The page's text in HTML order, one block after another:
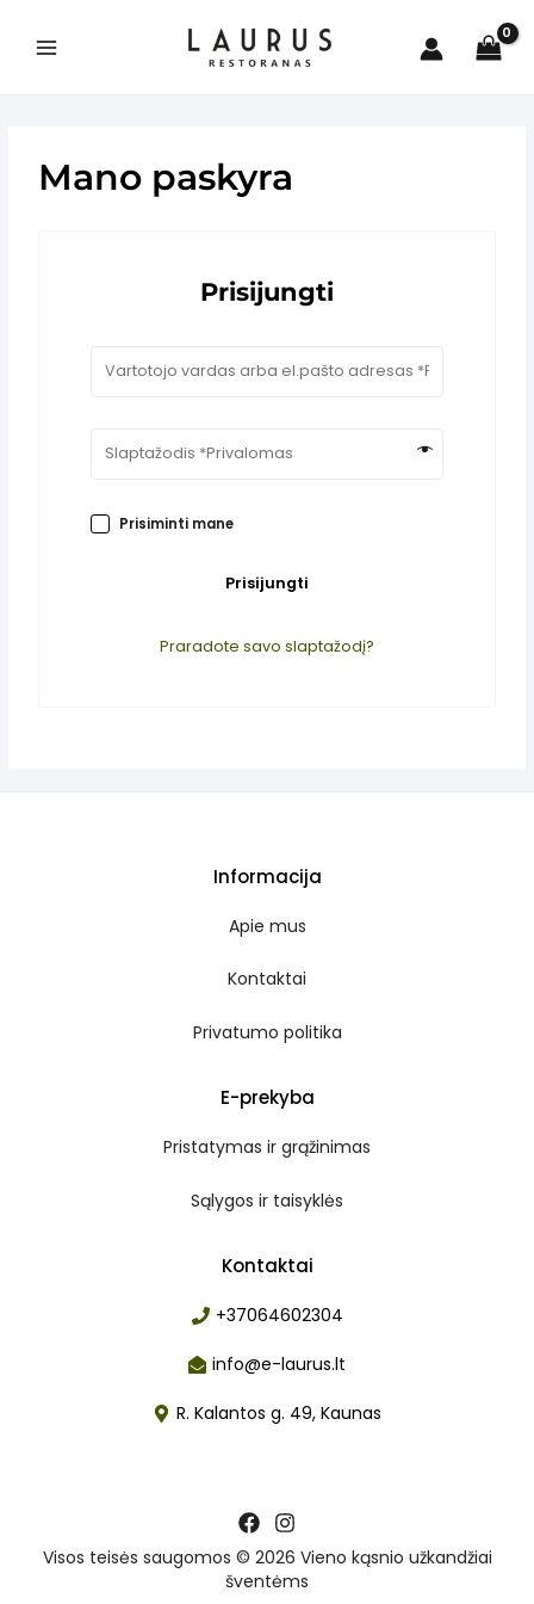
turinioMain
Mano paskyra
Prisijungti
Prisiminti mane
Prisijungti
Praradote savo slaptažodį?
Informacija
Apie mus
Kontaktai
Privatumo politika
E-prekyba
Pristatymas ir grąžinimas
Sąlygos ir taisyklės
Kontaktai
+37064602304
info@e-laurus.lt
R. Kalantos g. 49, Kaunas
Visos teisės saugomos © 2026 Vieno kąsnio užkandžiai
šventėms